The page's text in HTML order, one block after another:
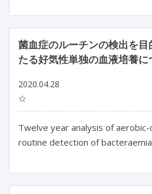
菌血症のルーチンの検出を
たる好気性単独の血液培養
2020.04.28
☆
Twelve year analysis of
routine detection of bacteraemia